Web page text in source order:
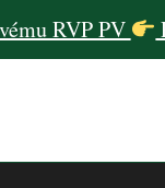
RVP PV